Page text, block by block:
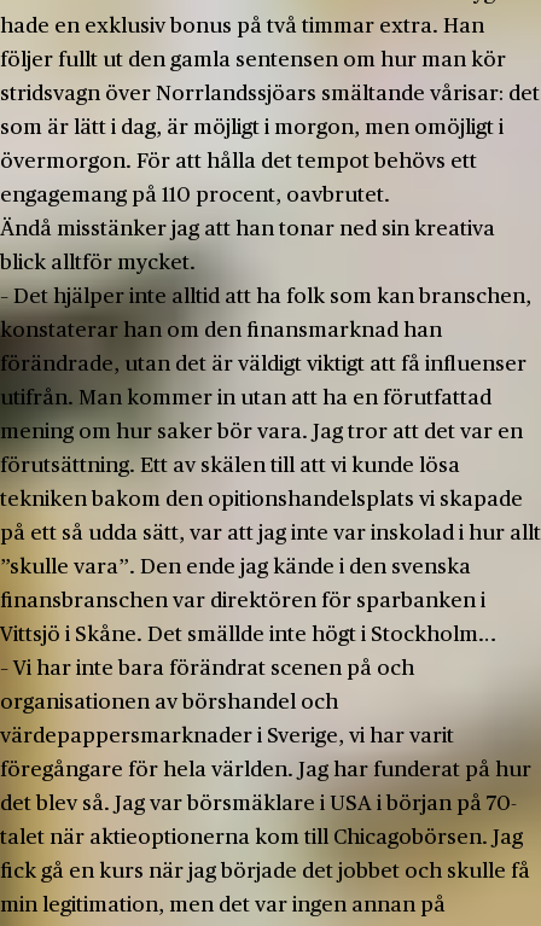
hade en exklusiv bonus på två timmar extra. Han
följer fullt ut den gamla sentensen om hur man kör
stridsvagn över Norrlandssjöars smältande vårisar: det
som är lätt i dag, är möjligt i morgon, men omöjligt i
övermorgon. För att hålla det tempot behövs ett
engagemang på 110 procent, oavbrutet.
Ändå misstänker jag att han tonar ned sin kreativa
blick alltför mycket.
– Det hjälper inte alltid att ha folk som kan branschen,
konstaterar han om den finansmarknad han
förändrade, utan det är väldigt viktigt att få influenser
utifrån. Man kommer in utan att ha en förutfattad
mening om hur saker bör vara. Jag tror att det var en
förutsättning. Ett av skälen till att vi kunde lösa
tekniken bakom den opitionshandelsplats vi skapade
på ett så udda sätt, var att jag inte var inskolad i hur allt
”skulle vara”. Den ende jag kände i den svenska
finansbranschen var direktören för sparbanken i
Vittsjö i Skåne. Det smällde inte högt i Stockholm…
– Vi har inte bara förändrat scenen på och
organisationen av börshandel och
värdepappersmarknader i Sverige, vi har varit
föregångare för hela världen. Jag har funderat på hur
det blev så. Jag var börsmäklare i USA i början på 70-
talet när aktieoptionerna kom till Chicagobörsen. Jag
fick gå en kurs när jag började det jobbet och skulle få
min legitimation, men det var ingen annan på